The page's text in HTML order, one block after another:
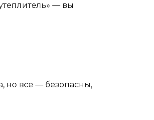
— вы
но все — безопасны,